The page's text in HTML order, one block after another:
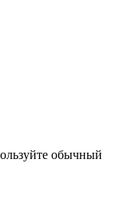
обычный